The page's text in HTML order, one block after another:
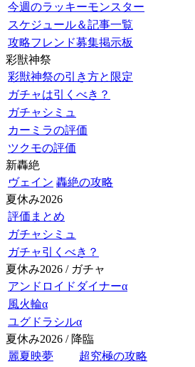
今週のラッキーモンスター
スケジュール＆記事一覧
攻略フレンド募集掲示板
彩獣神祭
彩獣神祭の引き方と限定
ガチャは引くべき？
ガチャシミュ
カーミラの評価
ツクモの評価
新轟絶
ヴェイン 轟絶の攻略
夏休み2026
評価まとめ
ガチャシミュ
ガチャ引くべき？
夏休み2026 / ガチャ
アンドロイドダイナーα
風火輪α
ユグドラシルα
夏休み2026 / 降臨
麗夏映夢
超究極の攻略